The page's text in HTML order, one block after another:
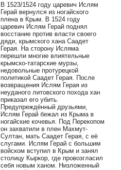
В 1523/1524 году царевич Ислям
Герай вернулся из ногайского
плена в Крым. В 1524 году
царевич Ислям Герай поднял
восстание против власти своего
дяди, крымского хана Саадет
Герая. На сторону Исляма
перешли многие влиятельные
крымско-татарские мурзы,
недовольные протурецкой
политикой Саадет Герая. После
возвращения Ислям Герая из
неуданого литовского похода хан
приказал его убить.
Предупреждённый друзьями,
Ислям Герай бежал из Крыма в
ногайские кочевья. Под Перекопом
он захватили в плен Махмут-
Султан, мать Саадет Герая, с её
слугами. Ислям Герай с большим
войском вступил в Крым и занял
столицу Кыркор, где провозгласил
себя новым ханом. Низложенный